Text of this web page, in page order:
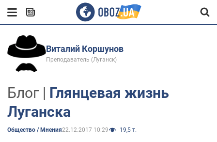
Виталий Коршунов
Преподаватель (Луганск)
Блог | Глянцевая жизнь
Луганска
Общество / Мнения22.12.2017 10:29 19,5 т.